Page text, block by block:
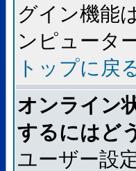
グイン機能
ンピュータ
トップに戻
オンライン
するにはど
ユーザー設